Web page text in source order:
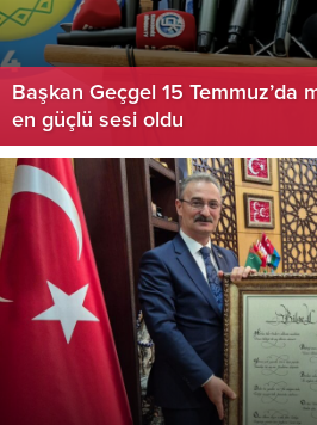
Başkan Geçgel 15 Temmuz’da
en güçlü sesi oldu